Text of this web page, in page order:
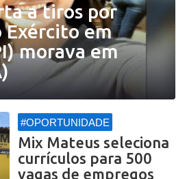
a tiros por
em
morava em
#OPORTUNIDADE
Mix Mateus seleciona
currículos para 500
vagas de empregos